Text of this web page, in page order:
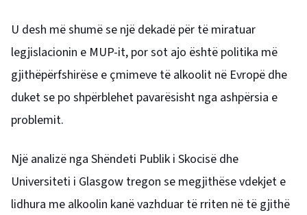
U desh më shumë se një dekadë për të miratuar
legjislacionin e MUP-it, por sot ajo është politika më
gjithëpërfshirëse e çmimeve të alkoolit në Evropë dhe
duket se po shpërblehet pavarësisht nga ashpërsia e
problemit.
Një analizë nga Shëndeti Publik i Skocisë dhe
Universiteti i Glasgow tregon se megjithëse vdekjet e
lidhura me alkoolin kanë vazhduar të rriten në të gjithë